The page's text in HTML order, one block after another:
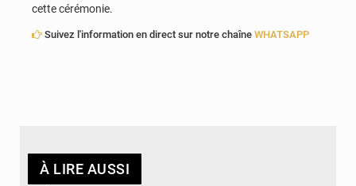
cette cérémonie.
Suivez l'information en direct sur notre chaîne WHATSAPP
À LIRE AUSSI